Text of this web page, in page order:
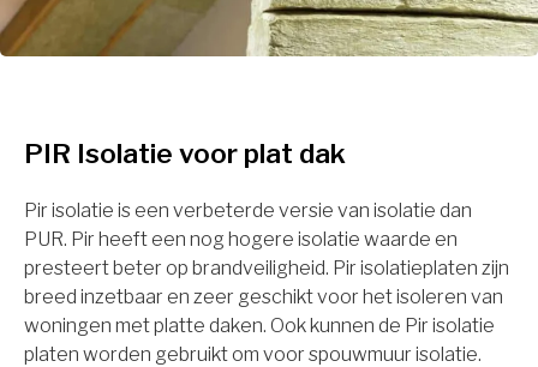
PIR Isolatie voor plat dak
Pir isolatie is een verbeterde versie van isolatie dan
PUR. Pir heeft een nog hogere isolatie waarde en
presteert beter op brandveiligheid. Pir isolatieplaten zijn
breed inzetbaar en zeer geschikt voor het isoleren van
woningen met platte daken. Ook kunnen de Pir isolatie
platen worden gebruikt om voor spouwmuur isolatie.